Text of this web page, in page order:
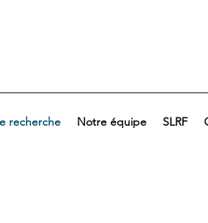
recherche Notre équipe SLRF